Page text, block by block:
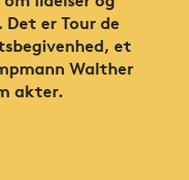
er Tour de
et
Walther
akter.